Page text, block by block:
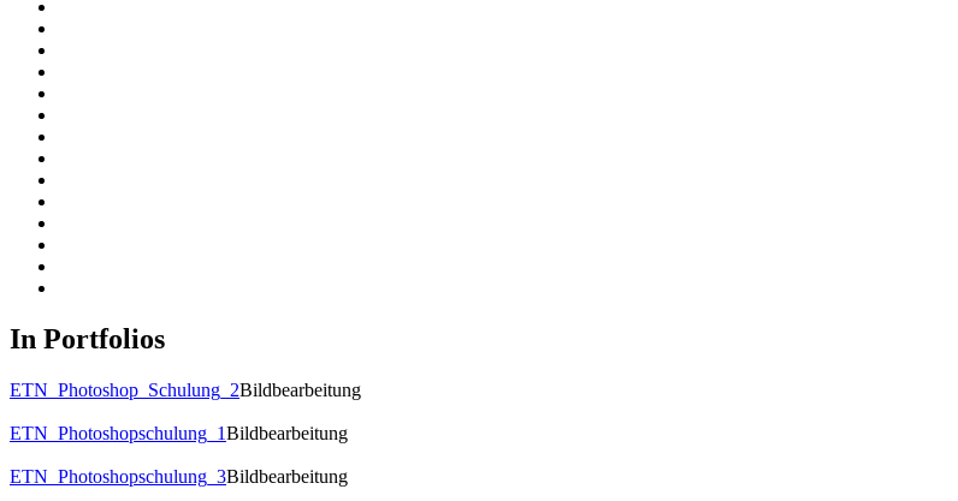
In Portfolios
ETN_Photoshop_Schulung_2Bildbearbeitung
ETN_Photoshopschulung_1Bildbearbeitung
ETN_Photoshopschulung_3Bildbearbeitung